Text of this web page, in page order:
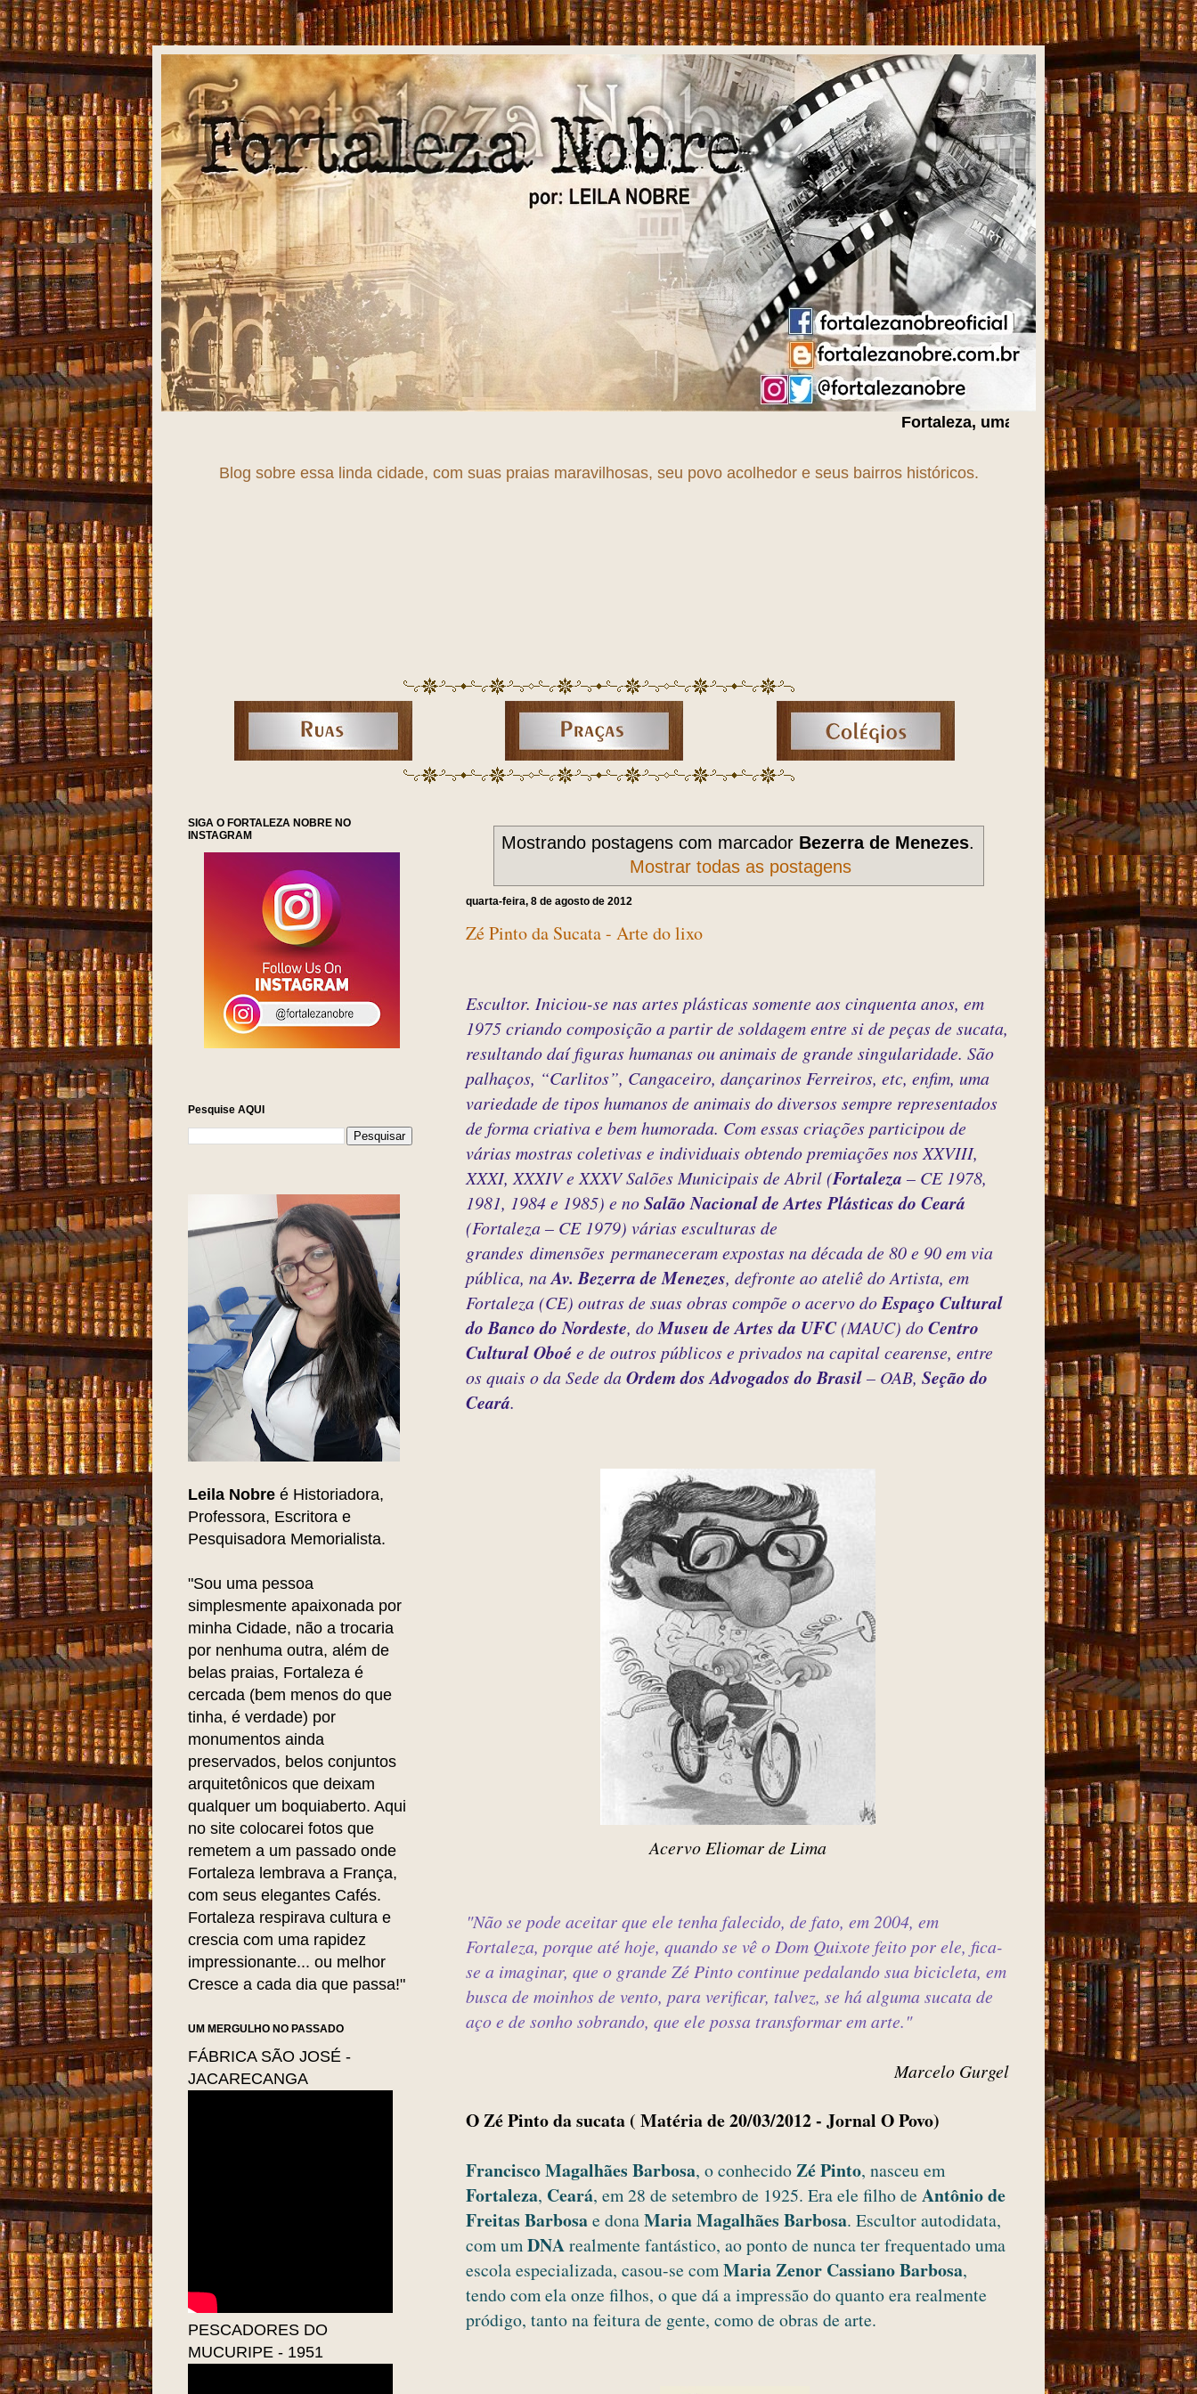
Fortaleza, uma cidade emTrAnSf aÇãO!!!
Blog sobre essa linda cidade, com suas praias maravilhosas, seu povo acolhedor e seus bairros históricos.
Mostrando postagens com marcador Bezerra de Menezes.
Mostrar todas as postagens
quarta-feira, 8 de agosto de 2012
Zé Pinto da Sucata - Arte do lixo
Escultor. Iniciou-se nas artes plásticas somente aos cinquenta anos, em
1975 criando composição a partir de soldagem entre si de peças de sucata,
resultando daí figuras humanas ou animais de grande singularidade. São
palhaços, “Carlitos”, Cangaceiro, dançarinos Ferreiros, etc, enfim, uma
variedade de tipos humanos de animais do diversos sempre representados
de forma criativa e bem humorada. Com essas criações participou de
várias mostras coletivas e individuais obtendo premiações nos XXVIII,
XXXI, XXXIV e XXXV Salões Municipais de Abril (Fortaleza – CE 1978,
1981, 1984 e 1985) e noSalão Nacional de Artes Plásticas do Ceará
(Fortaleza – CE 1979) várias esculturas de
grandes dimensões permaneceram expostas na década de 80 e 90 em via
pública, na Av. Bezerra de Menezes, defronte ao ateliê do Artista, em
Fortaleza (CE) outras de suas obras compõe o acervo doEspaço Cultural
do Banco do Nordeste, doMuseu de Artes da UFC(MAUC) doCentro
Cultural Oboée de outros públicos e privados na capital cearense, entre
os quais o da Sede da Ordem dos Advogados do Brasil– OAB, Seção do
Ceará.
Acervo Eliomar de Lima
"Não se pode aceitar que ele tenha falecido, de fato, em 2004, em
Fortaleza, porque até hoje, quando se vê o Dom Quixote feito por ele, fica-
se a imaginar, que o grande Zé Pinto continue pedalando sua bicicleta, em
busca de moinhos de vento, para verificar, talvez, se há alguma sucata de
aço e de sonho sobrando, que ele possa transformar em arte."
Marcelo Gurgel
O Zé Pinto da sucata ( Matéria de 20/03/2012 - Jornal O Povo)
Francisco Magalhães Barbosa, o conhecidoZé Pinto, nasceu em
Fortaleza, Ceará, em 28 de setembro de 1925. Era ele filho de Antônio de
Freitas Barbosae donaMaria Magalhães Barbosa. Escultor autodidata,
com umDNArealmente fantástico, ao ponto de nunca ter frequentado uma
escola especializada, casou-se comMaria Zenor Cassiano Barbosa,
tendo com ela onze filhos, o que dá a impressão do quanto era realmente
pródigo, tanto na feitura de gente, como de obras de arte.
SIGA O FORTALEZA NOBRE NO
INSTAGRAM
Pesquise AQUI
Leila Nobre é Historiadora,
Professora, Escritora e
Pesquisadora Memorialista.
"Sou uma pessoa
simplesmente apaixonada por
minha Cidade, não a trocaria
por nenhuma outra, além de
belas praias, Fortaleza é
cercada (bem menos do que
tinha, é verdade) por
monumentos ainda
preservados, belos conjuntos
arquitetônicos que deixam
qualquer um boquiaberto. Aqui
no site colocarei fotos que
remetem a um passado onde
Fortaleza lembrava a França,
com seus elegantes Cafés.
Fortaleza respirava cultura e
crescia com uma rapidez
impressionante... ou melhor
Cresce a cada dia que passa!"
UM MERGULHO NO PASSADO
FÁBRICA SÃO JOSÉ -
JACARECANGA
PESCADORES DO
MUCURIPE - 1951